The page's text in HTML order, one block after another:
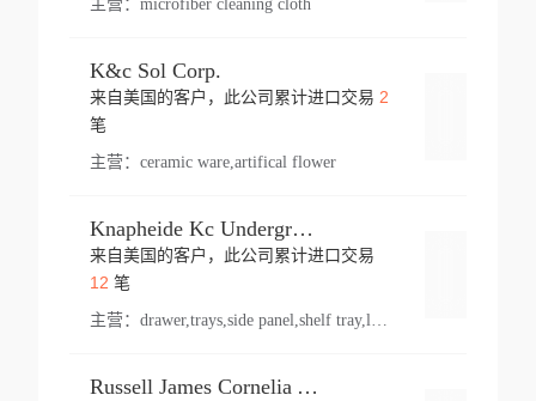
主营： microfiber cleaning cloth
K&c Sol Corp.
来自美国的客户，此公司累计进口交易 2
笔
主营： ceramic ware,artifical flower
Knapheide Kc Underground
来自美国的客户，此公司累计进口交易
12 笔
主营：
Russell James Cornelia Arlington Va